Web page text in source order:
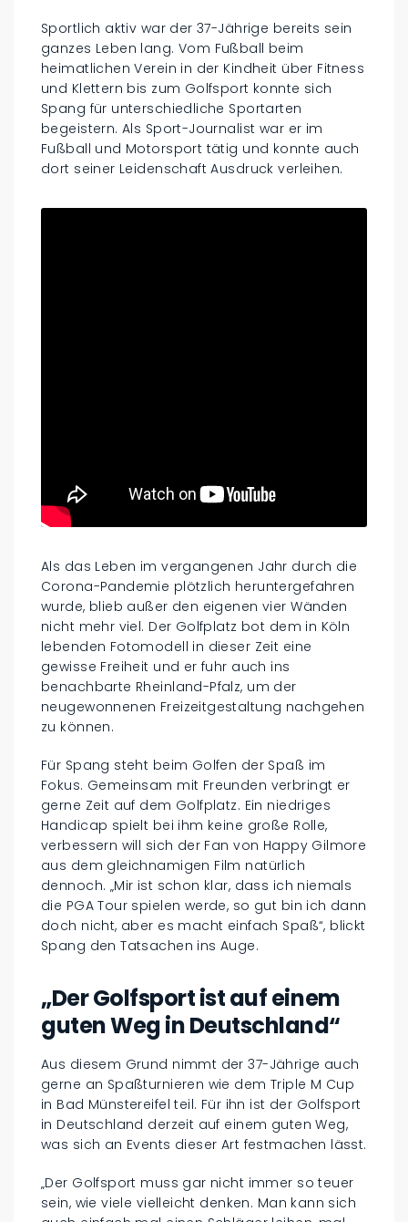
Sportlich aktiv war der 37-Jährige bereits sein
ganzes Leben lang. Vom Fußball beim
heimatlichen Verein in der Kindheit über Fitness
und Klettern bis zum Golfsport konnte sich
Spang für unterschiedliche Sportarten
begeistern. Als Sport-Journalist war er im
Fußball und Motorsport tätig und konnte auch
dort seiner Leidenschaft Ausdruck verleihen.
Als das Leben im vergangenen Jahr durch die
Corona-Pandemie plötzlich heruntergefahren
wurde, blieb außer den eigenen vier Wänden
nicht mehr viel. Der Golfplatz bot dem in Köln
lebenden Fotomodell in dieser Zeit eine
gewisse Freiheit und er fuhr auch ins
benachbarte Rheinland-Pfalz, um der
neugewonnenen Freizeitgestaltung nachgehen
zu können.
Für Spang steht beim Golfen der Spaß im
Fokus. Gemeinsam mit Freunden verbringt er
gerne Zeit auf dem Golfplatz. Ein niedriges
Handicap spielt bei ihm keine große Rolle,
verbessern will sich der Fan von Happy Gilmore
aus dem gleichnamigen Film natürlich
dennoch. „Mir ist schon klar, dass ich niemals
die PGA Tour spielen werde, so gut bin ich dann
doch nicht, aber es macht einfach Spaß“, blickt
Spang den Tatsachen ins Auge.
„Der Golfsport ist auf einem
guten Weg in Deutschland“
Aus diesem Grund nimmt der 37-Jährige auch
gerne an Spaßturnieren wie dem Triple M Cup
in Bad Münstereifel teil. Für ihn ist der Golfsport
in Deutschland derzeit auf einem guten Weg,
was sich an Events dieser Art festmachen lässt.
„Der Golfsport muss gar nicht immer so teuer
sein, wie viele vielleicht denken. Man kann sich